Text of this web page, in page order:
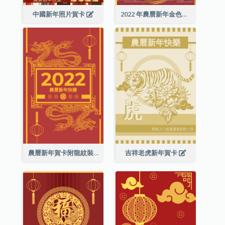
中國新年照片賀卡 2022 年農曆新年金色賀卡
農曆新年賀卡附龍紋裝飾 吉祥老虎新年賀卡